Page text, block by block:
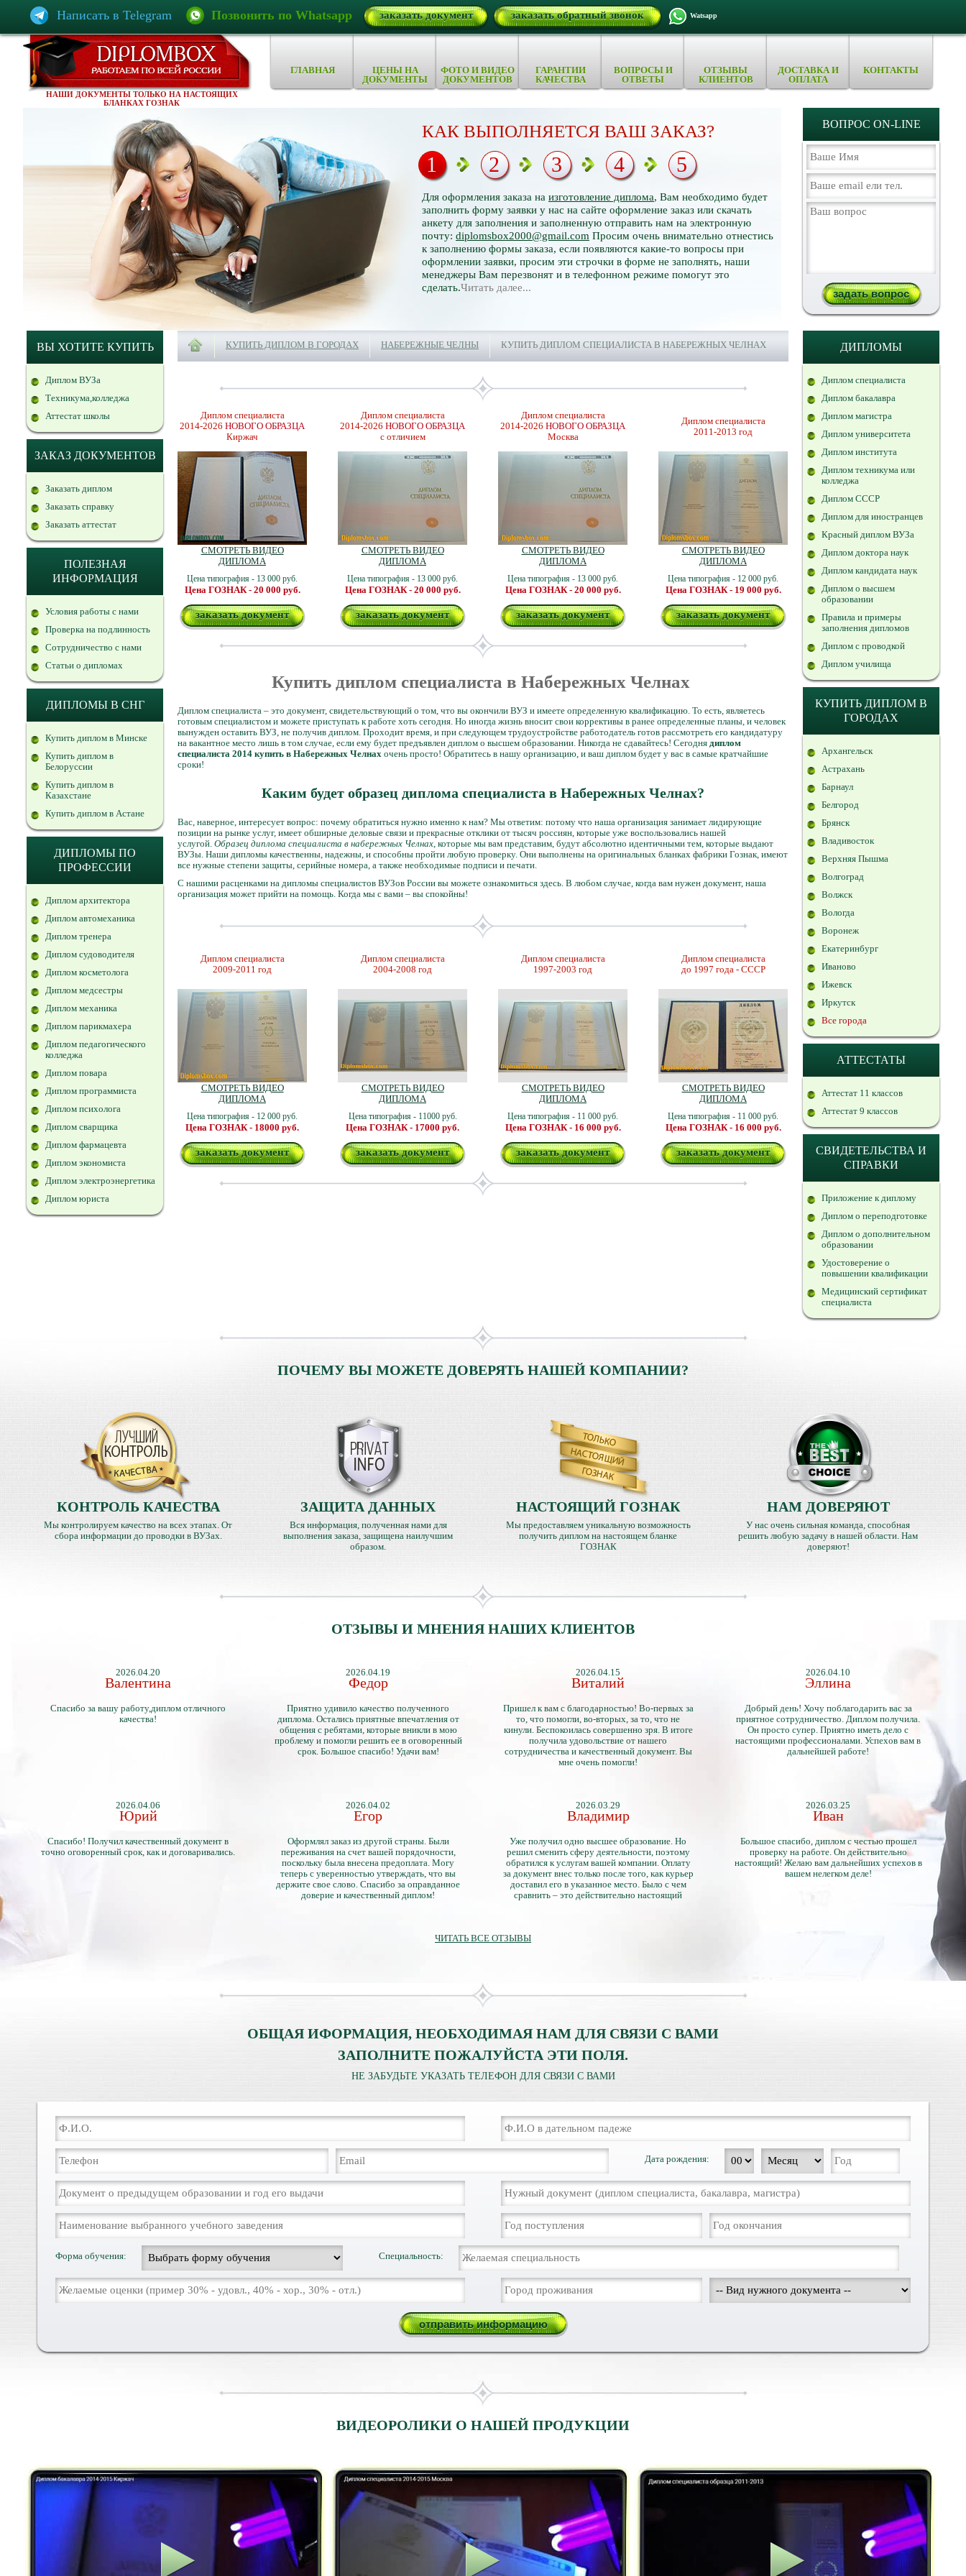
Написать в Telegram Позвонить по Whatsapp заказать документ заказать обратный звонок Watsapp
НАШИ ДОКУМЕНТЫ ТОЛЬКО НА НАСТОЯЩИХ
БЛАНКАХ ГОЗНАК
ГЛАВНАЯ
ЦЕНЫ НА
ДОКУМЕНТЫ
ФОТО И ВИДЕО
ДОКУМЕНТОВ
ГАРАНТИИ
КАЧЕСТВА
ВОПРОСЫ И
ОТВЕТЫ
ОТЗЫВЫ
КЛИЕНТОВ
ДОСТАВКА И
ОПЛАТА
КОНТАКТЫ
КАК ВЫПОЛНЯЕТСЯ ВАШ ЗАКАЗ?
Для оформления заказа на изготовление диплома, Вам необходимо будет
заполнить форму заявки у нас на сайте оформление заказ или скачать
анкету для заполнения и заполненную отправить нам на электронную
почту: diplomsbox2000@gmail.com Просим очень внимательно отнестись
к заполнению формы заказа, если появляются какие-то вопросы при
оформлении заявки, просим эти строчки в форме не заполнять, наши
менеджеры Вам перезвонят и в телефонном режиме помогут это
сделать.Читать далее...
1 2 3 4 5
ВОПРОС ON-LINE
ВЫ ХОТИТЕ КУПИТЬ
Диплом ВУЗа
Техникума,колледжа
Аттестат школы
ЗАКАЗ ДОКУМЕНТОВ
Заказать диплом
Заказать справку
Заказать аттестат
ПОЛЕЗНАЯ
ИНФОРМАЦИЯ
Условия работы с нами
Проверка на подлинность
Сотрудничество с нами
Статьи о дипломах
ДИПЛОМЫ В СНГ
Купить диплом в Минске
Купить диплом в
Белоруссии
Купить диплом в
Казахстане
Купить диплом в Астане
ДИПЛОМЫ ПО
ПРОФЕССИИ
Диплом архитектора
Диплом автомеханика
Диплом тренера
Диплом судоводителя
Диплом косметолога
Диплом медсестры
Диплом механика
Диплом парикмахера
Диплом педагогического
колледжа
Диплом повара
Диплом программиста
Диплом психолога
Диплом сварщика
Диплом фармацевта
Диплом экономиста
Диплом электроэнергетика
Диплом юриста
КУПИТЬ ДИПЛОМ В ГОРОДАХ НАБЕРЕЖНЫЕ ЧЕЛНЫ КУПИТЬ ДИПЛОМ СПЕЦИАЛИСТА В НАБЕРЕЖНЫХ ЧЕЛНАХ
Диплом специалиста
2014-2026 НОВОГО ОБРАЗЦА
Киржач
СМОТРЕТЬ ВИДЕО
ДИПЛОМА
Цена типография - 13 000 руб.
Цена ГОЗНАК - 20 000 руб.
заказать документ
Диплом специалиста
2014-2026 НОВОГО ОБРАЗЦА
с отличием
СМОТРЕТЬ ВИДЕО
ДИПЛОМА
Цена типография - 13 000 руб.
Цена ГОЗНАК - 20 000 руб.
заказать документ
Диплом специалиста
2014-2026 НОВОГО ОБРАЗЦА
Москва
СМОТРЕТЬ ВИДЕО
ДИПЛОМА
Цена типография - 13 000 руб.
Цена ГОЗНАК - 20 000 руб.
заказать документ
Диплом специалиста
2011-2013 год
СМОТРЕТЬ ВИДЕО
ДИПЛОМА
Цена типография - 12 000 руб.
Цена ГОЗНАК - 19 000 руб.
заказать документ
Купить диплом специалиста в Набережных Челнах
Диплом специалиста – это документ, свидетельствующий о том, что вы окончили ВУЗ и имеете определенную квалификацию. То есть, являетесь
готовым специалистом и можете приступать к работе хоть сегодня. Но иногда жизнь вносит свои коррективы в ранее определенные планы, и человек
вынужден оставить ВУЗ, не получив диплом. Проходит время, и при следующем трудоустройстве работодатель готов рассмотреть его кандидатуру
на вакантное место лишь в том случае, если ему будет предъявлен диплом о высшем образовании. Никогда не сдавайтесь! Сегодня диплом
специалиста 2014 купить в Набережных Челнах очень просто! Обратитесь в нашу организацию, и ваш диплом будет у вас в самые кратчайшие
сроки!
Каким будет образец диплома специалиста в Набережных Челнах?
Вас, наверное, интересует вопрос: почему обратиться нужно именно к нам? Мы ответим: потому что наша организация занимает лидирующие
позиции на рынке услуг, имеет обширные деловые связи и прекрасные отклики от тысяч россиян, которые уже воспользовались нашей
услугой. Образец диплома специалиста в набережных Челнах, которые мы вам представим, будут абсолютно идентичными тем, которые выдают
ВУЗы. Наши дипломы качественны, надежны, и способны пройти любую проверку. Они выполнены на оригинальных бланках фабрики Гознак, имеют
все нужные степени защиты, серийные номера, а также необходимые подписи и печати.
С нашими расценками на дипломы специалистов ВУЗов России вы можете ознакомиться здесь. В любом случае, когда вам нужен документ, наша
организация может прийти на помощь. Когда мы с вами – вы спокойны!
Диплом специалиста
2009-2011 год
СМОТРЕТЬ ВИДЕО
ДИПЛОМА
Цена типография - 12 000 руб.
Цена ГОЗНАК - 18000 руб.
заказать документ
Диплом специалиста
2004-2008 год
СМОТРЕТЬ ВИДЕО
ДИПЛОМА
Цена типография - 11000 руб.
Цена ГОЗНАК - 17000 руб.
заказать документ
Диплом специалиста
1997-2003 год
СМОТРЕТЬ ВИДЕО
ДИПЛОМА
Цена типография - 11 000 руб.
Цена ГОЗНАК - 16 000 руб.
заказать документ
Диплом специалиста
до 1997 года - СССР
СМОТРЕТЬ ВИДЕО
ДИПЛОМА
Цена типография - 11 000 руб.
Цена ГОЗНАК - 16 000 руб.
заказать документ
ДИПЛОМЫ
Диплом специалиста
Диплом бакалавра
Диплом магистра
Диплом университета
Диплом института
Диплом техникума или
колледжа
Диплом СССР
Диплом для иностранцев
Красный диплом ВУЗа
Диплом доктора наук
Диплом кандидата наук
Диплом о высшем
образовании
Правила и примеры
заполнения дипломов
Диплом с проводкой
Диплом училища
КУПИТЬ ДИПЛОМ В
ГОРОДАХ
Архангельск
Астрахань
Барнаул
Белгород
Брянск
Владивосток
Верхняя Пышма
Волгоград
Волжск
Вологда
Воронеж
Екатеринбург
Иваново
Ижевск
Иркутск
Все города
АТТЕСТАТЫ
Аттестат 11 классов
Аттестат 9 классов
СВИДЕТЕЛЬСТВА И
СПРАВКИ
Приложение к диплому
Диплом о переподготовке
Диплом о дополнительном
образовании
Удостоверение о
повышении квалификации
Медицинский сертификат
специалиста
ПОЧЕМУ ВЫ МОЖЕТЕ ДОВЕРЯТЬ НАШЕЙ КОМПАНИИ?
КОНТРОЛЬ КАЧЕСТВА
Мы контролируем качество на всех этапах. От
сбора информации до проводки в ВУЗах.
ЗАЩИТА ДАННЫХ
Вся информация, полученная нами для
выполнения заказа, защищена наилучшим
образом.
НАСТОЯЩИЙ ГОЗНАК
Мы предоставляем уникальную возможность
получить диплом на настоящем бланке
ГОЗНАК
НАМ ДОВЕРЯЮТ
У нас очень сильная команда, способная
решить любую задачу в нашей области. Нам
доверяют!
ОТЗЫВЫ И МНЕНИЯ НАШИХ КЛИЕНТОВ
2026.04.20
Валентина
Спасибо за вашу работу,диплом отличного
качества!
2026.04.19
Федор
Приятно удивило качество полученного
диплома. Остались приятные впечатления от
общения с ребятами, которые вникли в мою
проблему и помогли решить ее в оговоренный
срок. Большое спасибо! Удачи вам!
2026.04.15
Виталий
Пришел к вам с благодарностью! Во-первых за
то, что помогли, во-вторых, за то, что не
кинули. Беспокоилась совершенно зря. В итоге
получила удовольствие от нашего
сотрудничества и качественный документ. Вы
мне очень помогли!
2026.04.10
Эллина
Добрый день! Хочу поблагодарить вас за
приятное сотрудничество. Диплом получила.
Он просто супер. Приятно иметь дело с
настоящими профессионалами. Успехов вам в
дальнейшей работе!
2026.04.06
Юрий
Спасибо! Получил качественный документ в
точно оговоренный срок, как и договаривались.
2026.04.02
Егор
Оформлял заказ из другой страны. Были
переживания на счет вашей порядочности,
поскольку была внесена предоплата. Могу
теперь с уверенностью утверждать, что вы
держите свое слово. Спасибо за оправданное
доверие и качественный диплом!
2026.03.29
Владимир
Уже получил одно высшее образование. Но
решил сменить сферу деятельности, поэтому
обратился к услугам вашей компании. Оплату
за документ внес только после того, как курьер
доставил его в указанное место. Было с чем
сравнить – это действительно настоящий
2026.03.25
Иван
Большое спасибо, диплом с честью прошел
проверку на работе. Он действительно
настоящий! Желаю вам дальнейших успехов в
вашем нелегком деле!
ЧИТАТЬ ВСЕ ОТЗЫВЫ
ОБЩАЯ ИФОРМАЦИЯ, НЕОБХОДИМАЯ НАМ ДЛЯ СВЯЗИ С ВАМИ
ЗАПОЛНИТЕ ПОЖАЛУЙСТА ЭТИ ПОЛЯ.
НЕ ЗАБУДЬТЕ УКАЗАТЬ ТЕЛЕФОН ДЛЯ СВЯЗИ С ВАМИ
Дата рождения:
Форма обучения: Специальность:
ВИДЕОРОЛИКИ О НАШЕЙ ПРОДУКЦИИ